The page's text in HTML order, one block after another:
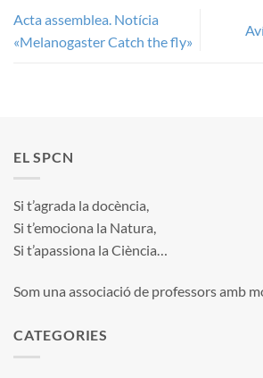
Acta assemblea. Notícia
«Melanogaster Catch the fly»
EL SPCN
Si t’agrada la docència,
Si t’emociona la Natura,
Si t’apassiona la Ciència…
Som una associació de professors amb
CATEGORIES